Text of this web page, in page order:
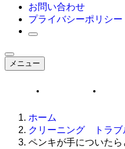
お問い合わせ
プライバシーポリシー
メニュー
サイトマップ お
ホーム
クリーニング トラブ
ペンキが手についた